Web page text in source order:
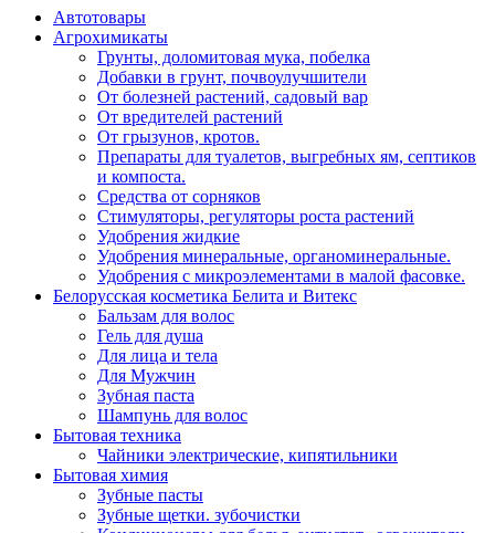
Автотовары
Агрохимикаты
Грунты, доломитовая мука, побелка
Добавки в грунт, почвоулучшители
От болезней растений, садовый вар
От вредителей растений
От грызунов, кротов.
Препараты для туалетов, выгребных ям, септиков
и компоста.
Средства от сорняков
Стимуляторы, регуляторы роста растений
Удобрения жидкие
Удобрения минеральные, органоминеральные.
Удобрения с микроэлементами в малой фасовке.
Белорусская косметика Белита и Витекс
Бальзам для волос
Гель для душа
Для лица и тела
Для Мужчин
Зубная паста
Шампунь для волос
Бытовая техника
Чайники электрические, кипятильники
Бытовая химия
Зубные пасты
Зубные щетки. зубочистки